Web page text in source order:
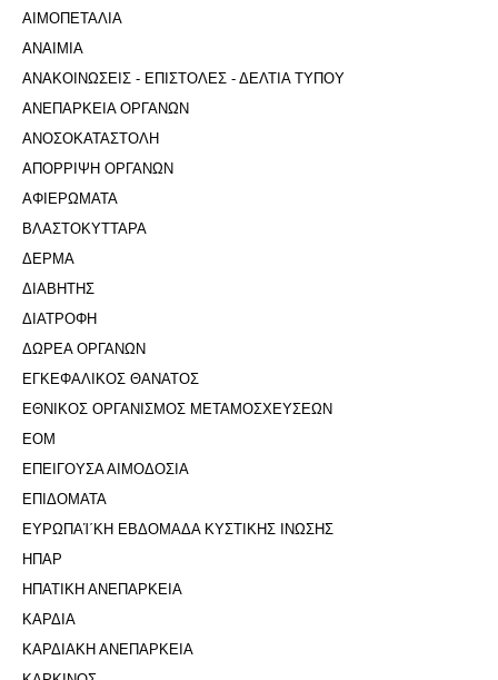
ΑΙΜΟΠΕΤΑΛΙΑ
ΑΝΑΙΜΙΑ
ΑΝΑΚΟΙΝΩΣΕΙΣ - ΕΠΙΣΤΟΛΕΣ - ΔΕΛΤΙΑ ΤΥΠΟΥ
ΑΝΕΠΑΡΚΕΙΑ ΟΡΓΑΝΩΝ
ΑΝΟΣΟΚΑΤΑΣΤΟΛΗ
ΑΠΟΡΡΙΨΗ ΟΡΓΑΝΩΝ
ΑΦΙΕΡΩΜΑΤΑ
ΒΛΑΣΤΟΚΥΤΤΑΡΑ
ΔΕΡΜΑ
ΔΙΑΒΗΤΗΣ
ΔΙΑΤΡΟΦΗ
ΔΩΡΕΑ ΟΡΓΑΝΩΝ
ΕΓΚΕΦΑΛΙΚΟΣ ΘΑΝΑΤΟΣ
ΕΘΝΙΚΟΣ ΟΡΓΑΝΙΣΜΟΣ ΜΕΤΑΜΟΣΧΕΥΣΕΩΝ
ΕΟΜ
ΕΠΕΙΓΟΥΣΑ ΑΙΜΟΔΟΣΙΑ
ΕΠΙΔΟΜΑΤΑ
ΕΥΡΩΠΑΊ΄ΚΗ ΕΒΔΟΜΑΔΑ ΚΥΣΤΙΚΗΣ ΙΝΩΣΗΣ
ΗΠΑΡ
ΗΠΑΤΙΚΗ ΑΝΕΠΑΡΚΕΙΑ
ΚΑΡΔΙΑ
ΚΑΡΔΙΑΚΗ ΑΝΕΠΑΡΚΕΙΑ